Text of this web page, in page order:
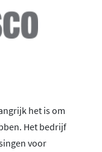
het is om
Het bedrijf
voor